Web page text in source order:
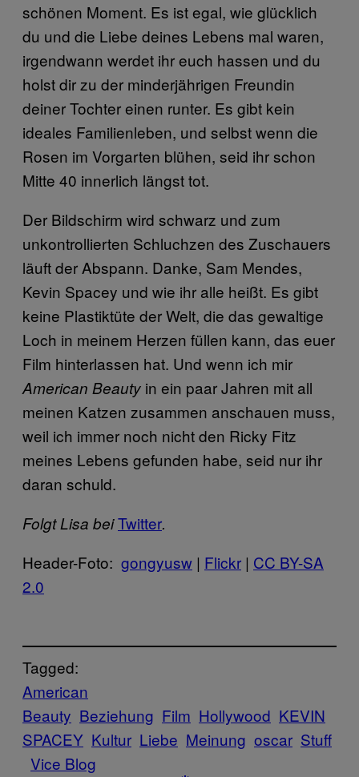
schönen Moment. Es ist egal, wie glücklich
du und die Liebe deines Lebens mal waren,
irgendwann werdet ihr euch hassen und du
holst dir zu der minderjährigen Freundin
deiner Tochter einen runter. Es gibt kein
ideales Familienleben, und selbst wenn die
Rosen im Vorgarten blühen, seid ihr schon
Mitte 40 innerlich längst tot.
Der Bildschirm wird schwarz und zum
unkontrollierten Schluchzen des Zuschauers
läuft der Abspann. Danke, Sam Mendes,
Kevin Spacey und wie ihr alle heißt. Es gibt
keine Plastiktüte der Welt, die das gewaltige
Loch in meinem Herzen füllen kann, das euer
Film hinterlassen hat. Und wenn ich mir
American Beauty in ein paar Jahren mit all
meinen Katzen zusammen anschauen muss,
weil ich immer noch nicht den Ricky Fitz
meines Lebens gefunden habe, seid nur ihr
daran schuld.
Folgt Lisa bei​Twitter.
Header-Foto: ​gongyusw | ​Flickr | ​CC BY-SA
2.0
Tagged:
American
Beauty Beziehung Film Hollywood KEVIN
SPACEY Kultur Liebe Meinung oscar Stuff
Vice Blog